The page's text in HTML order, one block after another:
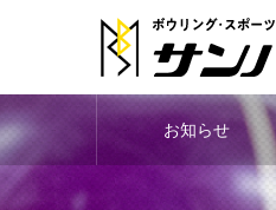
お知らせ